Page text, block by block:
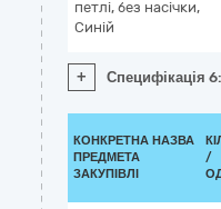
петлі, без насічки,
Синій
+ Специфікація
КОНКРЕТНА НАЗВА
ПРЕДМЕТА
ЗАКУПІВЛІ
/